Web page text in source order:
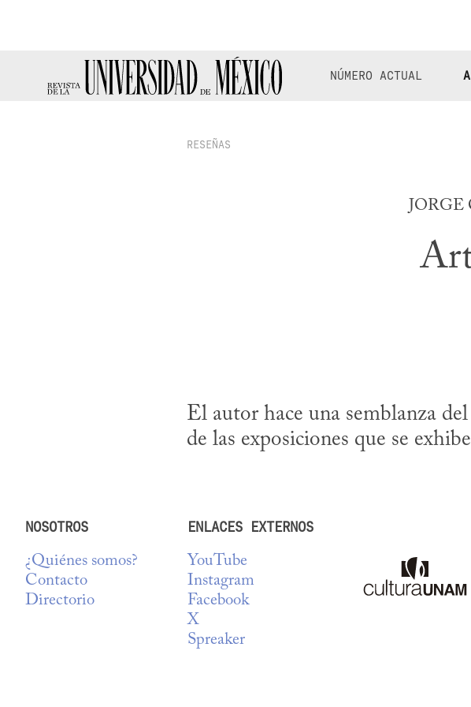
NÚMERO ACTUAL
RESEÑAS
El autor hace una semblanza
de las exposiciones que se
NOSOTROS
¿Quiénes somos?
Contacto
Directorio
ENLACES EXTERNOS
YouTube
Instagram
Facebook
X
Spreaker